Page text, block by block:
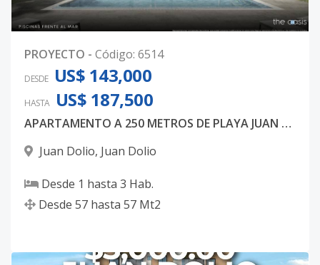
PROYECTO - Código: 6514
DESDE US$ 143,000
HASTA US$ 187,500
APARTAMENTO A 250 METROS DE PLAYA JUAN DOLIO
Juan Dolio, Juan Dolio
Desde 1 hasta 3 Hab.
Desde 57 hasta 57 Mt2